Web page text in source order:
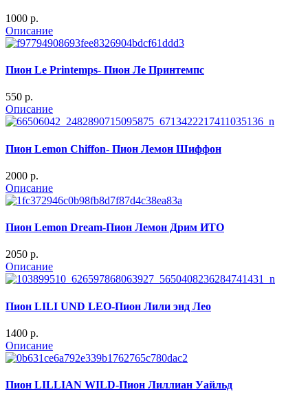
1000 p.
Описание
Пион Le Printemps- Пион Ле Принтемпс
550 p.
Описание
Пион Lemon Chiffon- Пион Лемон Шиффон
2000 p.
Описание
Пион Lemon Dream-Пион Лемон Дрим ИТО
2050 p.
Описание
Пион LILI UND LEO-Пион Лили энд Лео
1400 p.
Описание
Пион LILLIAN WILD-Пион Лиллиан Уайльд